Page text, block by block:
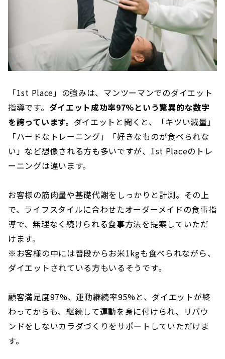
「1st Place」の強みは、マンツーマンでのダイエット
指導です。 ダイエット成功率97%という驚異的な数字
を誇っています。 ダイエットと聞くと、「キツい減量」
「ハードなトレーニング」「好きなものが食べられな
い」など想像される方も多いですが、1st Placeのトレ
ーニングは違います。
お客様の筋肉量や基礎代謝をしっかりと計測。その上
で、ライフスタイルに合わせたオーダーメイドの食事指
導で、無理なく続けられる食事方法を提案していただ
けます。
※お客様の中には普段からお米1kgも食べられながら、
ダイエットされている方もいるそうです。
顧客満足度97%、運動継続率95%と、ダイエットが終
わってからも、継続して運動を身に付けられ、リバウ
ンドをしないカラダづくりをサポートしていただけま
す。